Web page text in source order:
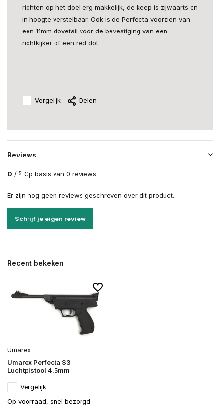
richten op het doel erg makkelijk, de keep is zijwaarts en
in hoogte verstelbaar. Ook is de Perfecta voorzien van
een 11mm dovetail voor de bevestiging van een
richtkijker of een red dot.
Vergelijk Delen
Reviews
0 / 5 Op basis van 0 reviews
Er zijn nog geen reviews geschreven over dit product..
Schrijf je eigen review
Recent bekeken
Umarex
Umarex Perfecta S3
Luchtpistool 4.5mm
Vergelijk
Op voorraad, snel bezorgd